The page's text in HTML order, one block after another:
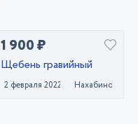
1 900 ₽
Щебень гравийный
2 февраля 2022 Нахабино